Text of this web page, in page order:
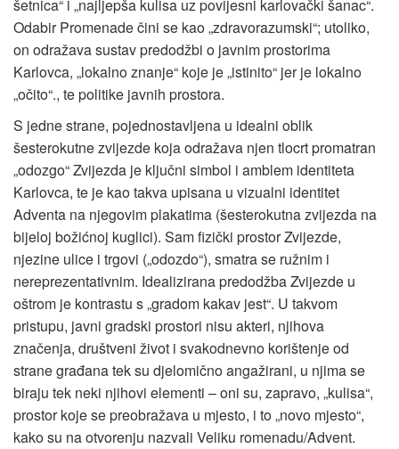
šetnica“ i „najljepša kulisa uz povijesni karlovački šanac“.
Odabir Promenade čini se kao „zdravorazumski“; utoliko,
on odražava sustav predodžbi o javnim prostorima
Karlovca, „lokalno znanje“ koje je „istinito“ jer je lokalno
„očito“., te politike javnih prostora.
S jedne strane, pojednostavljena u idealni oblik
šesterokutne zvijezde koja odražava njen tlocrt promatran
„odozgo“ Zvijezda je ključni simbol i amblem identiteta
Karlovca, te je kao takva upisana u vizualni identitet
Adventa na njegovim plakatima (šesterokutna zvijezda na
bijeloj božićnoj kuglici). Sam fizički prostor Zvijezde,
njezine ulice i trgovi („odozdo“), smatra se ružnim i
nereprezentativnim. Idealizirana predodžba Zvijezde u
oštrom je kontrastu s „gradom kakav jest“. U takvom
pristupu, javni gradski prostori nisu akteri, njihova
značenja, društveni život i svakodnevno korištenje od
strane građana tek su djelomično angažirani, u njima se
biraju tek neki njihovi elementi – oni su, zapravo, „kulisa“,
prostor koje se preobražava u mjesto, i to „novo mjesto“,
kako su na otvorenju nazvali Veliku romenadu/Advent.